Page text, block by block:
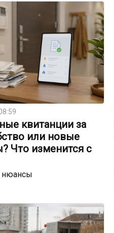
квитанции за
или новые
Что изменится с
нюансы